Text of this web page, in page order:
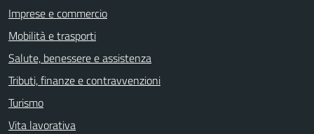
Imprese e commercio
Mobilità e trasporti
Salute, benessere e assistenza
Tributi, finanze e contravvenzioni
Turismo
Vita lavorativa